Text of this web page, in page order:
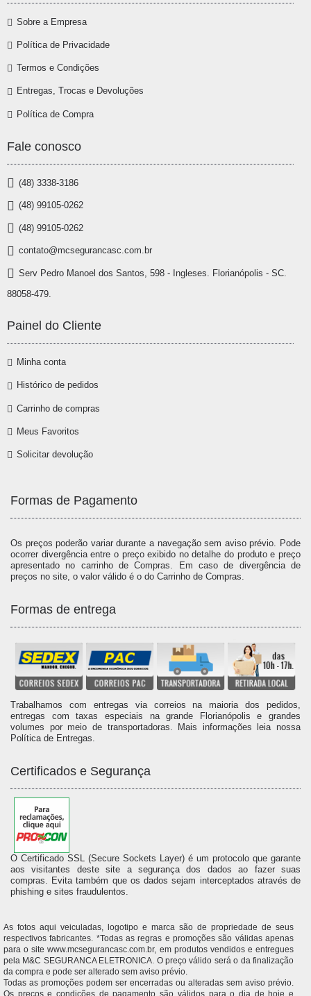
Sobre a Empresa
Política de Privacidade
Termos e Condições
Entregas, Trocas e Devoluções
Política de Compra
Fale conosco
(48) 3338-3186
(48) 99105-0262
(48) 99105-0262
contato@mcsegurancasc.com.br
Serv Pedro Manoel dos Santos, 598 - Ingleses. Florianópolis - SC.
88058-479.
Painel do Cliente
Minha conta
Histórico de pedidos
Carrinho de compras
Meus Favoritos
Solicitar devolução
Formas de Pagamento
Os preços poderão variar durante a navegação sem aviso prévio. Pode
ocorrer divergência entre o preço exibido no detalhe do produto e preço
apresentado no carrinho de Compras. Em caso de divergência de
preços no site, o valor válido é o do Carrinho de Compras.
Formas de entrega
Trabalhamos com entregas via correios na maioria dos pedidos,
entregas com taxas especiais na grande Florianópolis e grandes
volumes por meio de transportadoras. Mais informações leia nossa
Política de Entregas.
Certificados e Segurança
O Certificado SSL (Secure Sockets Layer) é um protocolo que garante
aos visitantes deste site a segurança dos dados ao fazer suas
compras. Evita também que os dados sejam interceptados através de
phishing e sites fraudulentos.
As fotos aqui veiculadas, logotipo e marca são de propriedade de seus
respectivos fabricantes. *Todas as regras e promoções são válidas apenas
para o site www.mcsegurancasc.com.br, em produtos vendidos e entregues
pela M&C SEGURANCA ELETRONICA. O preço válido será o da finalização
da compra e pode ser alterado sem aviso prévio.
Todas as promoções podem ser encerradas ou alteradas sem aviso prévio.
Os preços e condições de pagamento são válidos para o dia de hoje e